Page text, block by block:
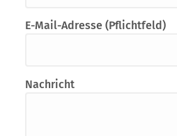
E-Mail-Adresse (Pflichtfeld)
Nachricht